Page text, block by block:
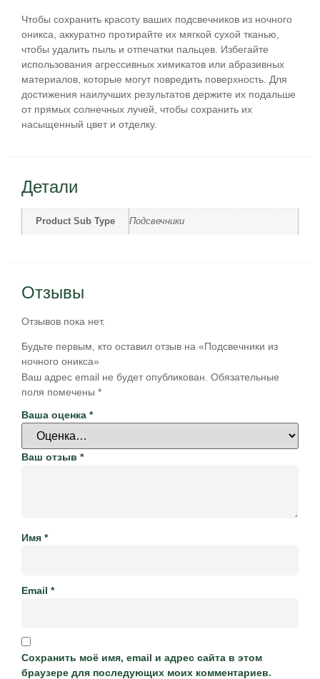
Чтобы сохранить красоту ваших подсвечников из ночного
оникса, аккуратно протирайте их мягкой сухой тканью,
чтобы удалить пыль и отпечатки пальцев. Избегайте
использования агрессивных химикатов или абразивных
материалов, которые могут повредить поверхность. Для
достижения наилучших результатов держите их подальше
от прямых солнечных лучей, чтобы сохранить их
насыщенный цвет и отделку.
Детали
Product Sub Type Подсвечники
Отзывы
Отзывов пока нет.
Будьте первым, кто оставил отзыв на «Подсвечники из
ночного оникса»
Ваш адрес email не будет опубликован. Обязательные
поля помечены *
Ваша оценка *
Ваш отзыв *
Имя *
Email *
Сохранить моё имя, email и адрес сайта в этом
браузере для последующих моих комментариев.